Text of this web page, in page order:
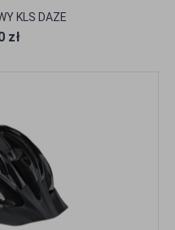
KLS DAZE
zł